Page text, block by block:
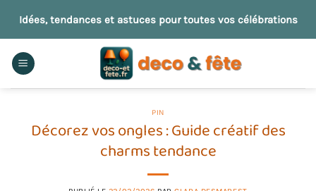
contenu
Idées, tendances et astuces pour toutes vos célébrations
PIN
Décorez vos ongles : Guide créatif des
charms tendance